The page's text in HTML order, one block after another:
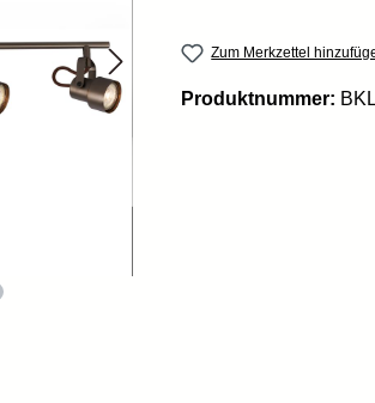
Zum Merkzettel
Produktnummer: